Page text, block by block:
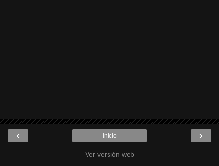
‹ ›
Inicio
Ver versión web